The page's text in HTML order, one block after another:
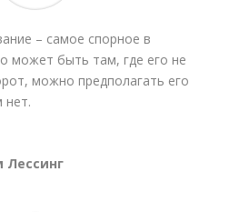
– самое спорное в
может быть там, где его не
можно предполагать его
нет.
Лессинг